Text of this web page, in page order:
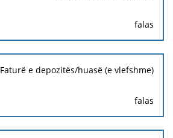
falas
Faturë e depozitës/huasë (e vlefshme)
falas